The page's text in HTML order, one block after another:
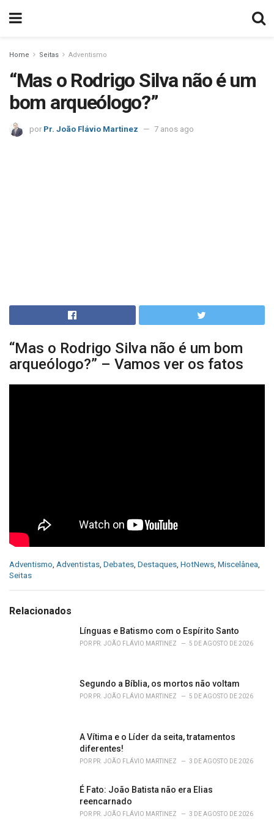
Home Seitas Adventismo
“Mas o Rodrigo Silva não é um
bom arqueólogo?”
por Pr. João Flávio Martinez 7 anos ago
“Mas o Rodrigo Silva não é um bom
arqueólogo?” – Vamos ver os fatos
C
a
g
Adventismo, Adventistas, Debates, Destaques, HotNews, Miscelânea,
Seitas
Relacionados
Línguas e Batismo com o Espírito Santo
POR PR. JOÃO FLÁVIO MARTINEZ 5 DE AGOSTO DE 2026
Segundo a Bíblia, os mortos não voltam
POR PR. JOÃO FLÁVIO MARTINEZ 5 DE AGOSTO DE 2026
A Vítima e o Líder da seita, tratamentos
diferentes!
POR PR. JOÃO FLÁVIO MARTINEZ 3 DE AGOSTO DE 2026
É Fato: João Batista não era Elias
reencarnado
POR PR. JOÃO FLÁVIO MARTINEZ 3 DE AGOSTO DE 2026